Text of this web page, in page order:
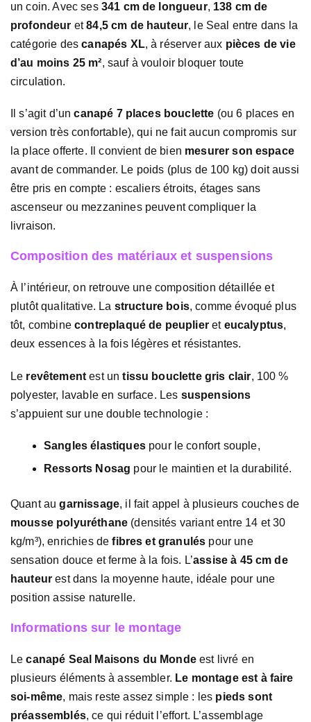
un coin. Avec ses 341 cm de longueur, 138 cm de
profondeur et84,5 cm de hauteur, le Seal entre dans la
catégorie descanapés XL, à réserver aux pièces de vie
d’au moins 25 m², sauf à vouloir bloquer toute
circulation.
Il s’agit d’uncanapé 7 places bouclette (ou 6 places en
version très confortable), qui ne fait aucun compromis sur
la place offerte. Il convient de bien mesurer son espace
avant de commander. Le poids (plus de 100 kg) doit aussi
être pris en compte : escaliers étroits, étages sans
ascenseur ou mezzanines peuvent compliquer la
livraison.
Composition des matériaux et suspensions
À l’intérieur, on retrouve une composition détaillée et
plutôt qualitative. La structure bois, comme évoqué plus
tôt, combinecontreplaqué de peuplieret eucalyptus,
deux essences à la fois légères et résistantes.
Le revêtement est untissu bouclette gris clair, 100 %
polyester, lavable en surface. Les suspensions
s’appuient sur une double technologie :
Sangles élastiquespour le confort souple,
Ressorts Nosag pour le maintien et la durabilité.
Quant augarnissage, il fait appel à plusieurs couches de
mousse polyuréthane (densités variant entre 14 et 30
kg/m³), enrichies defibres et granulés pour une
sensation douce et ferme à la fois. L’assise à 45 cm de
hauteur est dans la moyenne haute, idéale pour une
position assise naturelle.
Informations sur le montage
Lecanapé Seal Maisons du Mondeest livré en
plusieurs éléments à assembler. Le montage est à faire
soi-même, mais reste assez simple : les pieds sont
préassemblés, ce qui réduit l’effort. L’assemblage